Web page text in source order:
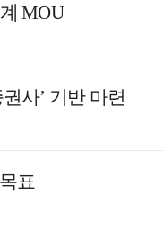
MOU
사’ 기반 마련
표